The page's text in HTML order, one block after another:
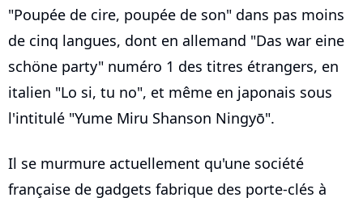
"Poupée de cire, poupée de son" dans pas moins
de cinq langues, dont en allemand "Das war eine
schöne party" numéro 1 des titres étrangers, en
italien "Lo si, tu no", et même en japonais sous
l'intitulé "Yume Miru Shanson Ningyō".
Il se murmure actuellement qu'une société
française de gadgets fabrique des porte-clés à